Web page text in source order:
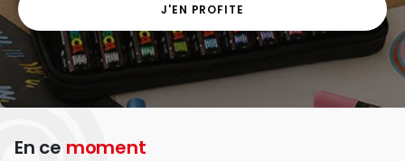
J'EN PROFITE
En ce moment